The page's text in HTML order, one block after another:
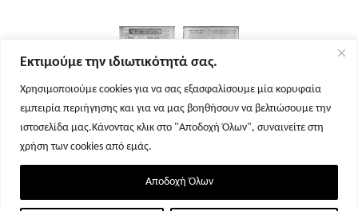
Εκτιμούμε την ιδιωτικότητά σας.
Χρησιμοποιούμε cookies για να σας εξασφαλίσουμε μία κορυφαία
εμπειρία περιήγησης και για να μας βοηθήσουν να βελτιώσουμε την
ιστοσελίδα μας.Κάνοντας κλικ στο "Αποδοχή Όλων", συναινείτε στη
χρήση των cookies από εμάς.
Αποδοχή Όλων
Σελίδα 1 Σελίδα 2